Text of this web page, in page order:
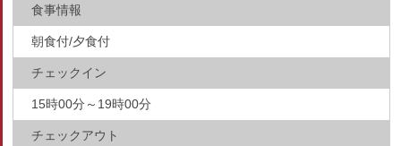
食事情報
朝食付/夕食付
チェックイン
15時00分～19時00分
チェックアウト